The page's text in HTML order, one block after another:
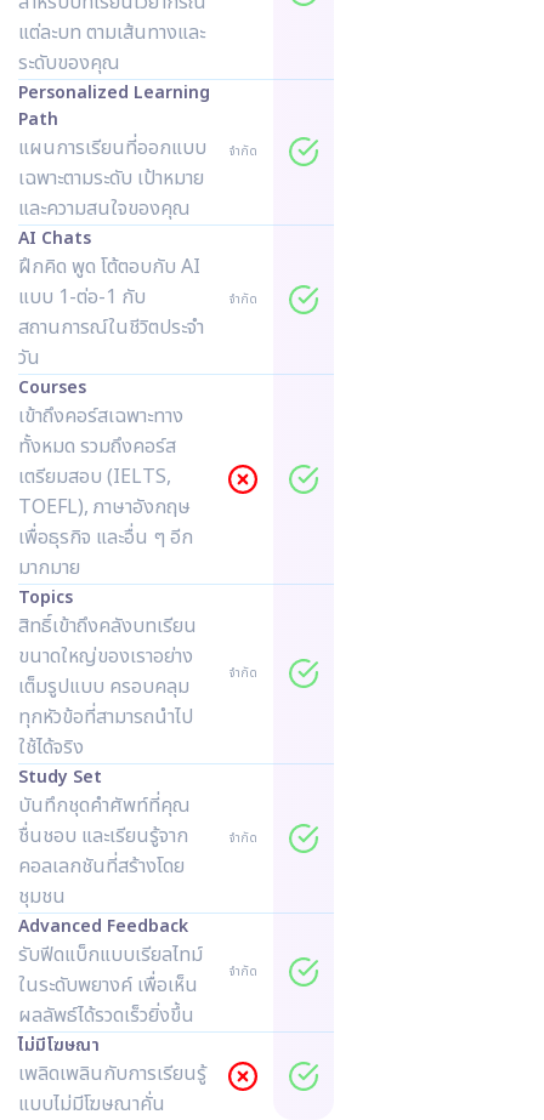
แต่ละบท ตามเส้นทางและ
ระดับของคุณ
Personalized Learning
Path
แผนการเรียนที่ออกแบบ
เฉพาะตามระดับ เป้าหมาย
และความสนใจของคุณ
จำกัด
AI Chats
ฝึกคิด พูด โต้ตอบกับ AI
แบบ 1-ต่อ-1 กับ
สถานการณ์ในชีวิตประจำ
วัน
จำกัด
Courses
เข้าถึงคอร์สเฉพาะทาง
ทั้งหมด รวมถึงคอร์ส
เตรียมสอบ (IELTS,
TOEFL), ภาษาอังกฤษ
เพื่อธุรกิจ และอื่น ๆ อีก
มากมาย
Topics
สิทธิ์เข้าถึงคลังบทเรียน
ขนาดใหญ่ของเราอย่าง
เต็มรูปแบบ ครอบคลุม
ทุกหัวข้อที่สามารถนำไป
ใช้ได้จริง
จำกัด
Study Set
บันทึกชุดคำศัพท์ที่คุณ
ชื่นชอบ และเรียนรู้จาก
คอลเลกชันที่สร้างโดย
ชุมชน
จำกัด
Advanced Feedback
รับฟีดแบ็กแบบเรียลไทม์
ในระดับพยางค์ เพื่อเห็น
ผลลัพธ์ได้รวดเร็วยิ่งขึ้น
จำกัด
ไม่มีโฆษณา
เพลิดเพลินกับการเรียนรู้
แบบไม่มีโฆษณาคั่น